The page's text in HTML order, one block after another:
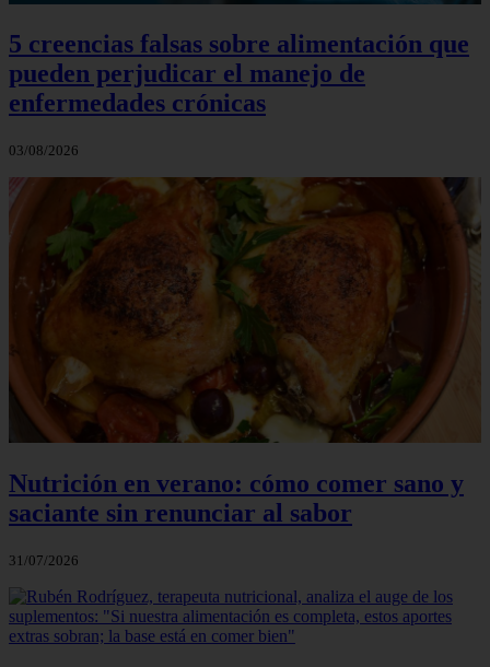
5 creencias falsas sobre alimentación que
pueden perjudicar el manejo de
enfermedades crónicas
03/08/2026
Nutrición en verano: cómo comer sano y
saciante sin renunciar al sabor
31/07/2026